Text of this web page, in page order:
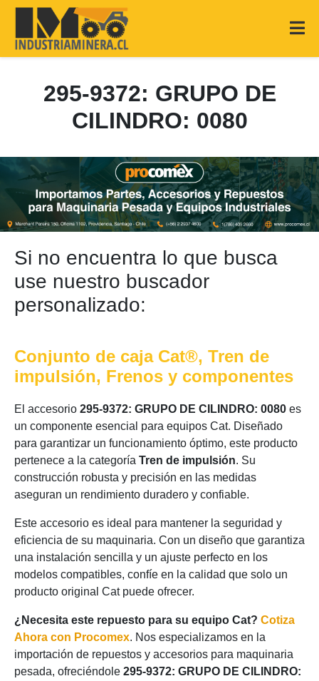
295-9372: GRUPO DE
CILINDRO: 0080
Si no encuentra lo que busca
use nuestro buscador
personalizado:
Conjunto de caja Cat®, Tren de
impulsión, Frenos y componentes
El accesorio 295-9372: GRUPO DE CILINDRO: 0080 es
un componente esencial para equipos Cat. Diseñado
para garantizar un funcionamiento óptimo, este producto
pertenece a la categoría Tren de impulsión. Su
construcción robusta y precisión en las medidas
aseguran un rendimiento duradero y confiable.
Este accesorio es ideal para mantener la seguridad y
eficiencia de su maquinaria. Con un diseño que garantiza
una instalación sencilla y un ajuste perfecto en los
modelos compatibles, confíe en la calidad que solo un
producto original Cat puede ofrecer.
¿Necesita este repuesto para su equipo Cat? Cotiza
Ahora con Procomex. Nos especializamos en la
importación de repuestos y accesorios para maquinaria
pesada, ofreciéndole 295-9372: GRUPO DE CILINDRO: